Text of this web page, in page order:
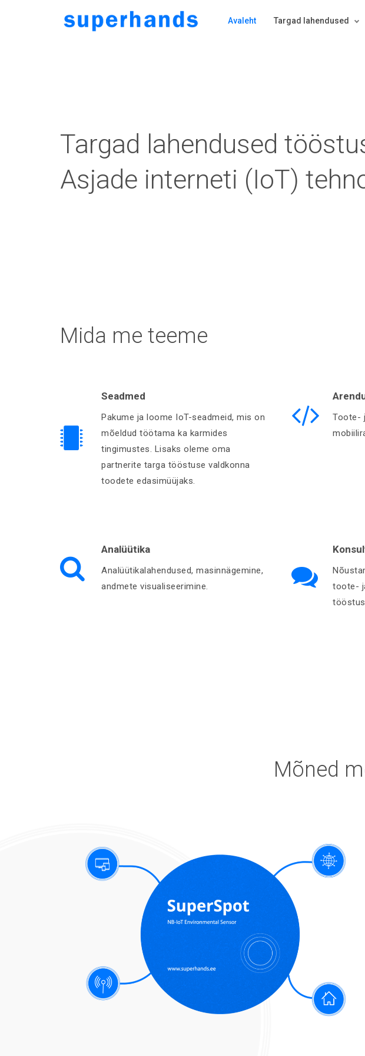
Avaleht Targad lahendused
Targad lahendused
Asjade interneti (IoT)
Mida me teeme
Seadmed
Pakume ja loome IoT-seadmeid, mis on
mõeldud töötama ka karmides
tingimustes. Lisaks oleme oma
partnerite targa tööstuse valdkonna
toodete edasimüüjaks.
Toote-
Analüütika
Analüütikalahendused, masinnägemine,
andmete visualiseerimine.
toote-
Mõned